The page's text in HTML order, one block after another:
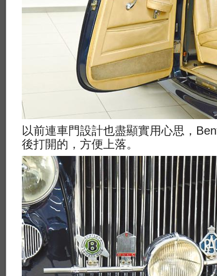
以前連車門設計也盡顯實用心思，
後打開的，方便上落。